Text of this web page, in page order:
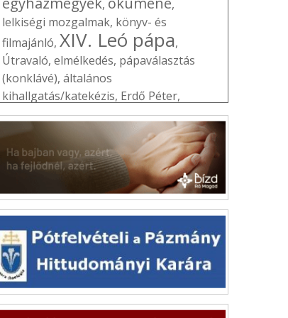
,
,
lelkiségi mozgalmak, könyv- és
filmajánló, XIV. Leó pápa,
Útravaló, elmélkedés, pápaválasztás
(konklávé), általános
kihallgatás/katekézis, Erdő Péter,
Vatikán,Szentév,ifjúság